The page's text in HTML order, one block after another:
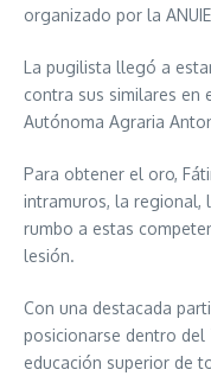
organizado por la
La pugilista llegó a
contra sus similares en
Autónoma Agraria
Para obtener el oro,
intramuros, la regional,
rumbo a estas
lesión.
Con una destacada
posicionarse dentro del
educación superior de